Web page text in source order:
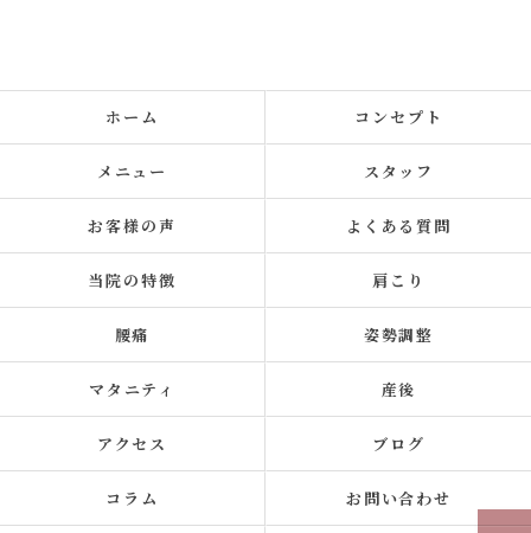
ホーム コンセプト
メニュー スタッフ
お客様の声 よくある質問
当院の特徴 肩こり
腰痛 姿勢調整
マタニティ 産後
アクセス ブログ
コラム お問い合わせ